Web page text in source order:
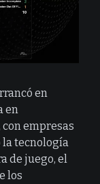
en
en
empresas
la tecnología
de juego, el
los